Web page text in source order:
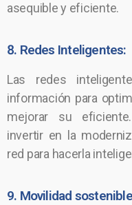
asequible y eficiente.
8. Redes Inteligentes:
Las redes
información para
mejorar su
invertir en la
red para hacerla
9. Movilidad